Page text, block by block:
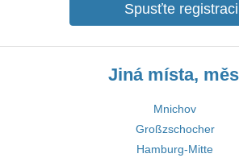
Spusťte registraci
Jiná místa,
Mnichov
Großzschocher
Hamburg-Mitte